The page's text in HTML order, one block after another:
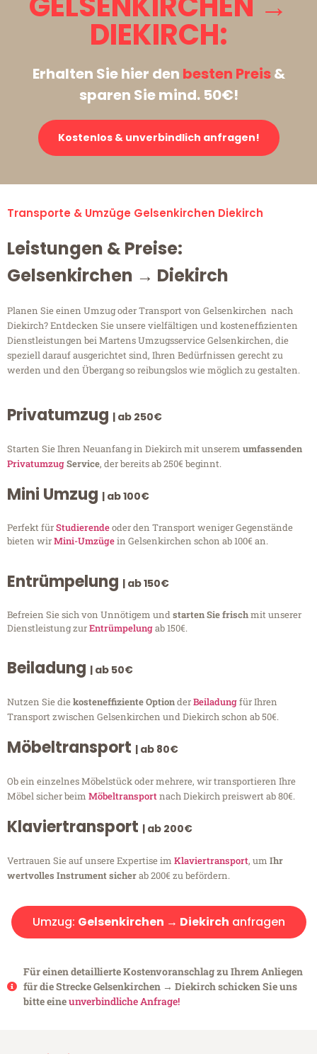
DIEKIRCH:
Erhalten Sie hier den besten Preis&
sparen Sie mind. 50€!
Kostenlos & unverbindlich anfragen!
Transporte & Umzüge Gelsenkirchen Diekirch
Leistungen & Preise:
Gelsenkirchen → Diekirch
Planen Sie einen Umzug oder Transport von Gelsenkirchen nach
Diekirch? Entdecken Sie unsere vielfältigen und kosteneffizienten
Dienstleistungen bei Martens Umzugsservice Gelsenkirchen, die
speziell darauf ausgerichtet sind, Ihren Bedürfnissen gerecht zu
werden und den Übergang so reibungslos wie möglich zu gestalten.
Privatumzug | ab 250€
Starten Sie Ihren Neuanfang in Diekirch mit unserem umfassenden
PrivatumzugService, der bereits ab 250€ beginnt.
Mini Umzug | ab 100€
Perfekt fürStudierendeoder den Transport weniger Gegenstände
bieten wirMini-Umzügein Gelsenkirchen schon ab 100€ an.
Entrümpelung | ab 150€
Befreien Sie sich von Unnötigem undstarten Sie frischmit unserer
Dienstleistung zurEntrümpelungab 150€.
Beiladung | ab 50€
Nutzen Sie diekosteneffiziente OptionderBeiladungfür Ihren
Transport zwischen Gelsenkirchen und Diekirch schon ab 50€.
Möbeltransport | ab 80€
Ob ein einzelnes Möbelstück oder mehrere, wir transportieren Ihre
Möbel sicher beim Möbeltransportnach Diekirch preiswert ab 80€.
Klaviertransport | ab 200€
Vertrauen Sie auf unsere Expertise im Klaviertransport, um Ihr
wertvolles Instrument sicherab 200€ zu befördern.
Umzug: Gelsenkirchen → Diekirch anfragen
Für einen detaillierte Kostenvoranschlag zu Ihrem Anliegen
für die Strecke Gelsenkirchen → Diekirch schicken Sie uns
bitte eineunverbindliche Anfrage!